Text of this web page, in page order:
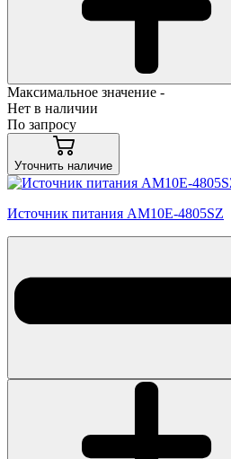
Максимальное значение -
Нет в наличии
По запросу
Уточнить наличие
Источник питания AM10E-4805SZ